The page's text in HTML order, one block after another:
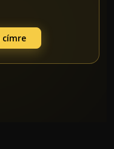
címre